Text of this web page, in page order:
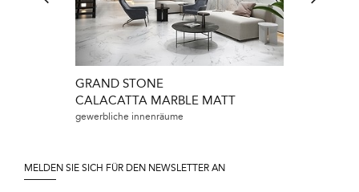
GRAND STONE
CALACATTA MARBLE MATT
gewerbliche innenräume
MELDEN SIE SICH FÜR DEN NEWSLETTER AN